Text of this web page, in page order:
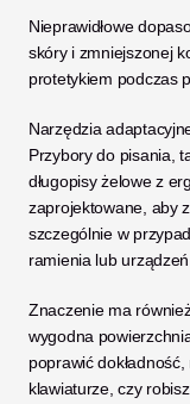
Nieprawidłowe
skóry i zmniejszonej
protetykiem podczas
Narzędzia
Przybory do pisania,
długopisy żelowe z
zaprojektowane, aby
szczególnie w
ramienia lub
Znaczenie ma
wygodna
poprawić
klawiaturze, czy